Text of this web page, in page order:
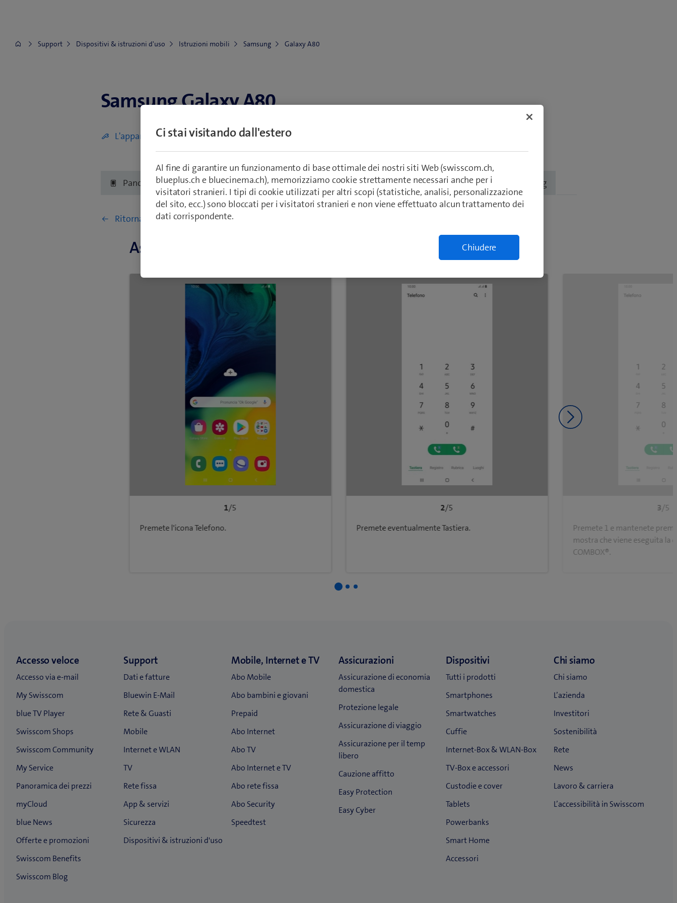
Support Dispositivi & istruzioni d'uso Istruzioni mobili Samsung Galaxy A80
Samsung Galaxy A80
Samsung Galaxy A80
L'apparecchio è difettoso (display, acqua, scocca)
Panoramica Primi passi Reti e connessioni Impostazioni e uso Troubleshooting
Ritorna a Impostazioni e uso
Ascoltare il vostro COMBOX®
1/5
Premete l'icona Telefono.
2/5
Premete eventualmente Tastiera.
3/5
Premete 1 e mantenete
mostra che viene eseguita la
COMBOX®.
Diapositiva successiva
Ci stai visitando dall'estero
Al fine di garantire un funzionamento di base ottimale dei nostri siti Web (swisscom.ch,
blueplus.ch e bluecinema.ch), memorizziamo cookie strettamente necessari anche per i
visitatori stranieri. I tipi di cookie utilizzati per altri scopi (statistiche, analisi, personalizzazione
del sito, ecc.) sono bloccati per i visitatori stranieri e non viene effettuato alcun trattamento dei
dati corrispondente.
Chiudere